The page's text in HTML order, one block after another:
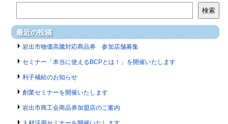
検索
最近の投稿
岩出市物価高騰対応商品券 参加店舗募集
セミナー「本当に使えるBCPとは！」を開催いたします
利子補給のお知らせ
創業セミナーを開催いたします
岩出市商工会商品券加盟店のご案内